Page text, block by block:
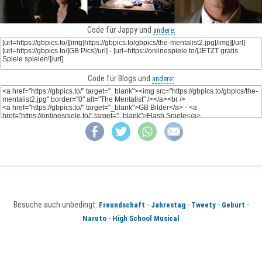
Code für Jappy und andere:
Code für Blogs und andere:
Besuche auch unbedingt: Freundschaft - Jahrestag- Tweety- Geburt -
Naruto - High School Musical